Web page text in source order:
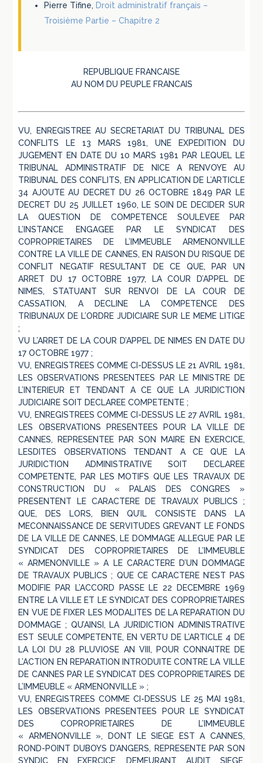
Pierre Tifine, Droit administratif français –
Troisième Partie – Chapitre 2
REPUBLIQUE FRANCAISE
AU NOM DU PEUPLE FRANCAIS
VU, ENREGISTREE AU SECRETARIAT DU TRIBUNAL DES
CONFLITS LE 13 MARS 1981, UNE EXPEDITION DU
JUGEMENT EN DATE DU 10 MARS 1981 PAR LEQUEL LE
TRIBUNAL ADMINISTRATIF DE NICE A RENVOYE AU
TRIBUNAL DES CONFLITS, EN APPLICATION DE L’ARTICLE
34 AJOUTE AU DECRET DU 26 OCTOBRE 1849 PAR LE
DECRET DU 25 JUILLET 1960, LE SOIN DE DECIDER SUR
LA QUESTION DE COMPETENCE SOULEVEE PAR
L’INSTANCE ENGAGEE PAR LE SYNDICAT DES
COPROPRIETAIRES DE L’IMMEUBLE ARMENONVILLE
CONTRE LA VILLE DE CANNES, EN RAISON DU RISQUE DE
CONFLIT NEGATIF RESULTANT DE CE QUE, PAR UN
ARRET DU 17 OCTOBRE 1977, LA COUR D’APPEL DE
NIMES, STATUANT SUR RENVOI DE LA COUR DE
CASSATION, A DECLINE LA COMPETENCE DES
TRIBUNAUX DE L’ORDRE JUDICIAIRE SUR LE MEME LITIGE
;
VU L’ARRET DE LA COUR D’APPEL DE NIMES EN DATE DU
17 OCTOBRE 1977 ;
VU, ENREGISTREES COMME CI-DESSUS LE 21 AVRIL 1981,
LES OBSERVATIONS PRESENTEES PAR LE MINISTRE DE
L’INTERIEUR ET TENDANT A CE QUE LA JURIDICTION
JUDICIAIRE SOIT DECLAREE COMPETENTE ;
VU, ENREGISTREES COMME CI-DESSUS LE 27 AVRIL 1981,
LES OBSERVATIONS PRESENTEES POUR LA VILLE DE
CANNES, REPRESENTEE PAR SON MAIRE EN EXERCICE,
LESDITES OBSERVATIONS TENDANT A CE QUE LA
JURIDICTION ADMINISTRATIVE SOIT DECLAREE
COMPETENTE, PAR LES MOTIFS QUE LES TRAVAUX DE
CONSTRUCTION DU « PALAIS DES CONGRES »
PRESENTENT LE CARACTERE DE TRAVAUX PUBLICS ;
QUE, DES LORS, BIEN QU’IL CONSISTE DANS LA
MECONNAISSANCE DE SERVITUDES GREVANT LE FONDS
DE LA VILLE DE CANNES, LE DOMMAGE ALLEGUE PAR LE
SYNDICAT DES COPROPRIETAIRES DE L’IMMEUBLE
« ARMENONVILLE » A LE CARACTERE D’UN DOMMAGE
DE TRAVAUX PUBLICS ; QUE CE CARACTERE N’EST PAS
MODIFIE PAR L’ACCORD PASSE LE 22 DECEMBRE 1969
ENTRE LA VILLE ET LE SYNDICAT DES COPROPRIETAIRES
EN VUE DE FIXER LES MODALITES DE LA REPARATION DU
DOMMAGE ; QU’AINSI, LA JURIDICTION ADMINISTRATIVE
EST SEULE COMPETENTE, EN VERTU DE L’ARTICLE 4 DE
LA LOI DU 28 PLUVIOSE AN VIII, POUR CONNAITRE DE
L’ACTION EN REPARATION INTRODUITE CONTRE LA VILLE
DE CANNES PAR LE SYNDICAT DES COPROPRIETAIRES DE
L’IMMEUBLE « ARMENONVILLE » ;
VU, ENREGISTREES COMME CI-DESSUS LE 25 MAI 1981,
LES OBSERVATIONS PRESENTEES POUR LE SYNDICAT
DES COPROPRIETAIRES DE L’IMMEUBLE
« ARMENONVILLE », DONT LE SIEGE EST A CANNES,
ROND-POINT DUBOYS D’ANGERS, REPRESENTE PAR SON
SYNDIC EN EXERCICE, DEMEURANT AUDIT SIEGE,